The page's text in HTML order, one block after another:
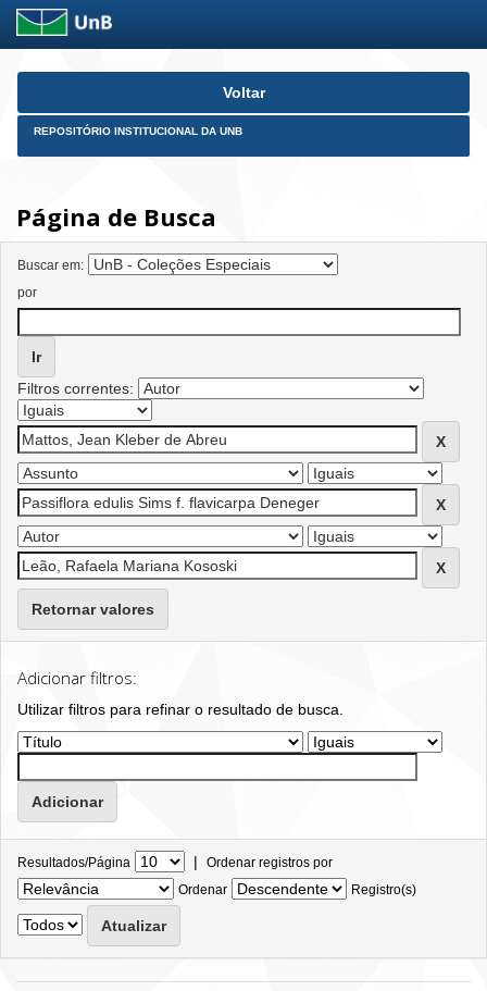
Skip
Voltar
REPOSITÓRIO INSTITUCIONAL DA UNB
Página de Busca
Buscar em:
por
Filtros correntes:
Retornar valores
Adicionar filtros:
Utilizar filtros para refinar o resultado de busca.
Resultados/Página | Ordenar registros por
Ordenar
Registro(s)